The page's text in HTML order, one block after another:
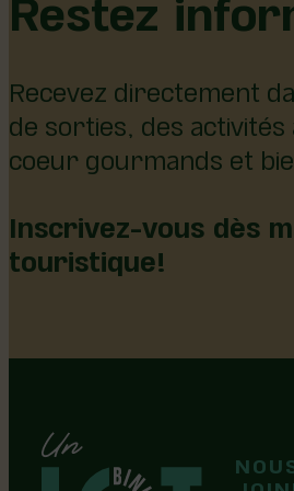
Recevez directement
de sorties, des
coeur gourmands et
Inscrivez-vous dès
touristique!